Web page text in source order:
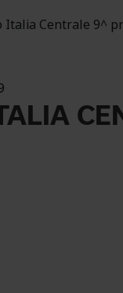
Italia Centrale 9^